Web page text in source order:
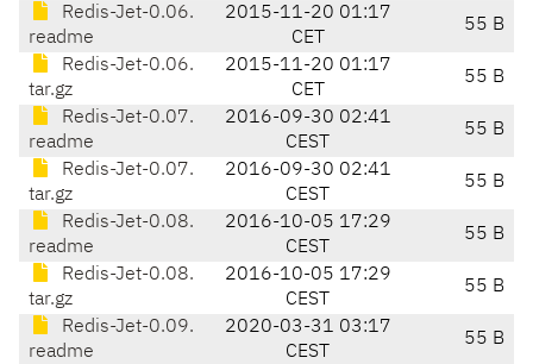
Redis-Jet-0.06.
readme
2015-11-20 01:17
CET
55 B
Redis-Jet-0.06.
tar.gz
2015-11-20 01:17
CET
55 B
Redis-Jet-0.07.
readme
2016-09-30 02:41
CEST
55 B
Redis-Jet-0.07.
tar.gz
2016-09-30 02:41
CEST
55 B
Redis-Jet-0.08.
readme
2016-10-05 17:29
CEST
55 B
Redis-Jet-0.08.
tar.gz
2016-10-05 17:29
CEST
55 B
Redis-Jet-0.09.
readme
2020-03-31 03:17
CEST
55 B